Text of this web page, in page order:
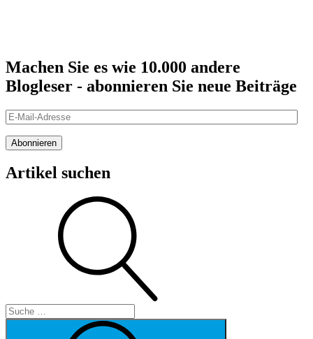
Machen Sie es wie 10.000 andere
Blogleser - abonnieren Sie neue Beiträge
E-
Mail-
Adresse
Abonnieren
Artikel suchen